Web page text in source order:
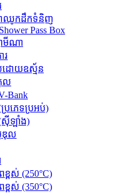
ាឈូកដឹកទំនិញ
Pass Box
មីណា
រ
ដោយ​ឧស្ម័ន
ល
Bank
ភេទប្រអប់)
ស៊ីឡាំង)
ឌុល
ពស់ (250°C)
ពស់ (350°C)